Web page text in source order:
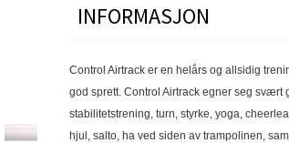
INFORMASJON
Control Airtrack er en helårs og allsidig
god sprett. Control Airtrack egner seg svært
stabilitetstrening, turn, styrke, yoga,
hjul, salto, ha ved siden av trampolinen,